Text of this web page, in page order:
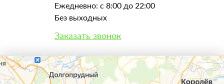
Ежедневно: с 8:00 до 22:00
Без выходных
Заказать звонок